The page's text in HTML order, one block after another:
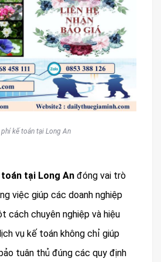
phí kế toán tại Long An
toán tại Long An đóng vai trò
việc giúp các doanh nghiệp
cách chuyên nghiệp và hiệu
vụ kế toán không chỉ giúp
tuân thủ đúng các quy định